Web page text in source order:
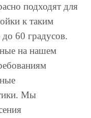
подходят для
к таким
до 60 градусов.
на нашем
Мы